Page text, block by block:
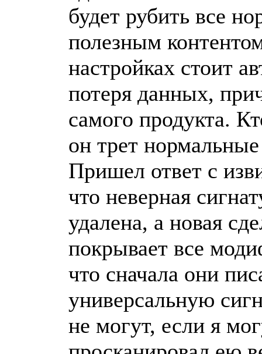
будет рубить все
полезным
настройках стоит
потеря данных,
самого продукта.
он трет
Пришел ответ с
что неверная
удалена, а новая
покрывает все
что сначала они
универсальную
не могут, если я